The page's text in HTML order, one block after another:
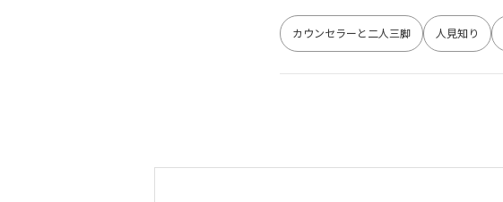
カウンセラーと二人三脚 人見知り